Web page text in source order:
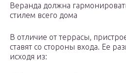
Веранда должна
стилем всего дома
В отличие от террасы,
ставят со стороны входа. Ее
исходя из: